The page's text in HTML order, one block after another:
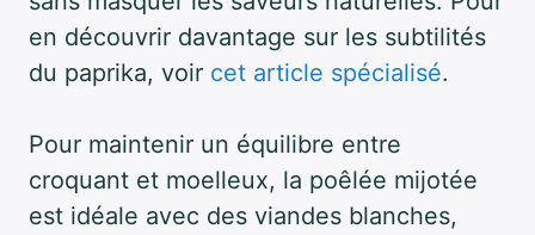
en découvrir davantage sur les subtilités
du paprika, voir cet article spécialisé.
Pour maintenir un équilibre entre
croquant et moelleux, la poêlée mijotée
est idéale avec des viandes blanches,